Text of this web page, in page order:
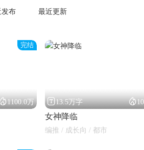
发布 最近更新
完结
1100.0万 13.5万字 
女神降临
编推 / 成长向 / 都市